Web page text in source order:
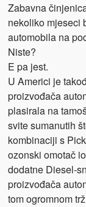
Zabavna
nekoliko mjeseci
automobila na
Niste?
E pa jest.
U Americi je
proizvođača
plasirala na
svite sumanutih
kombinaciji s
ozonski omotač
dodatne Diesel-
proizvođača
tom ogromnom